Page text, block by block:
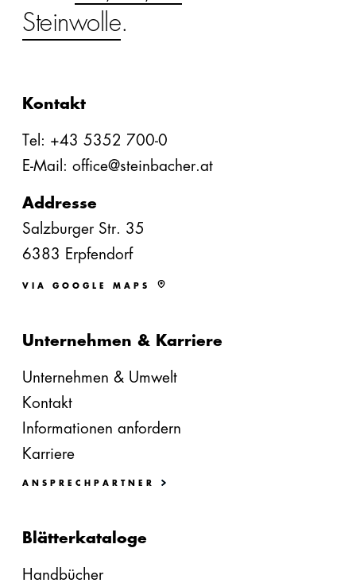
Steinwolle.
Kontakt
Tel: +43 5352 700-0
E-Mail: office@steinbacher.at
Addresse
Salzburger Str. 35
6383 Erpfendorf
VIA GOOGLE MAPS
Unternehmen & Karriere
Unternehmen & Umwelt
Kontakt
Informationen anfordern
Karriere
ANSPRECHPARTNER
Blätterkataloge
Handbücher